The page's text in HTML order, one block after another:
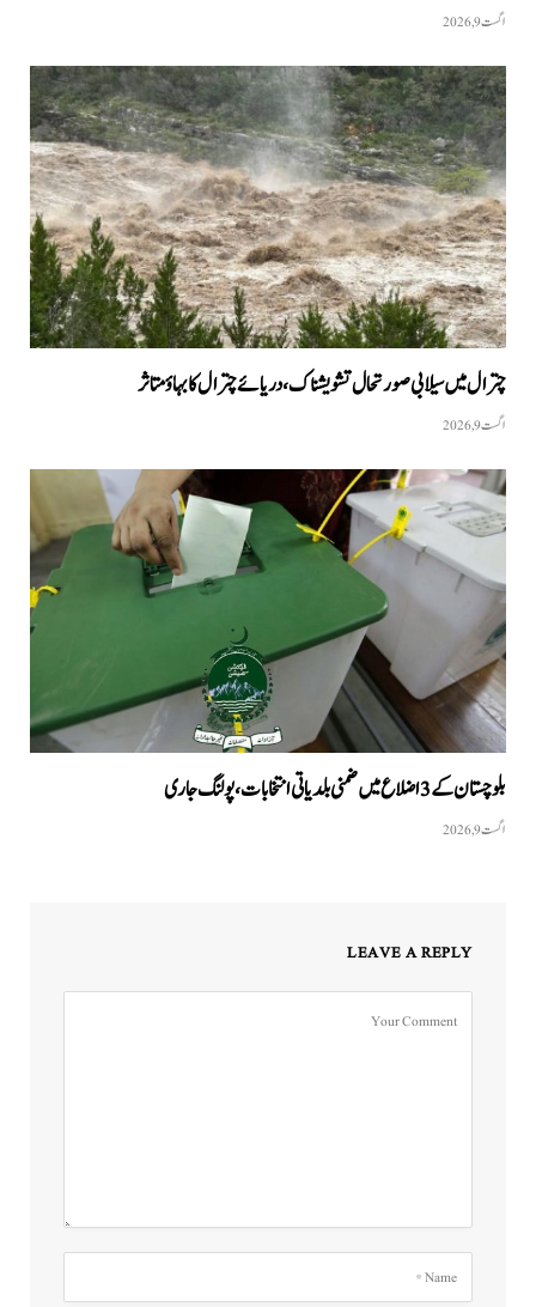
اگست 9, 2026
چترال میں سیلابی صورتحال تشویشناک، دریائے چترال کا بہاؤ متاثر
اگست 9, 2026
بلوچستان کے 3 اضلاع میں ضمنی بلدیاتی انتخابات، پولنگ جاری
اگست 9, 2026
LEAVE A REPLY